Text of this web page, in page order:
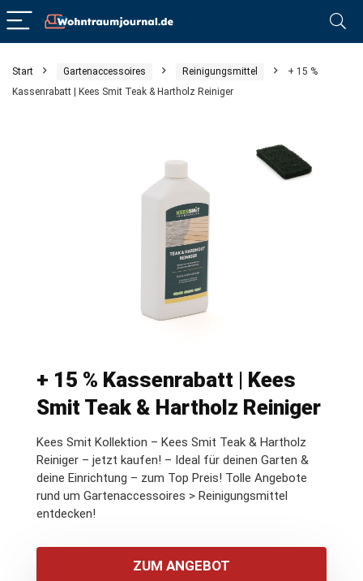
Start Gartenaccessoires Reinigungsmittel
+ 15 %
Kassenrabatt | Kees Smit Teak & Hartholz Reiniger
+ 15 % Kassenrabatt | Kees
Smit Teak & Hartholz Reiniger
Kees Smit Kollektion – Kees Smit Teak & Hartholz
Reiniger – jetzt kaufen! – Ideal für deinen Garten &
deine Einrichtung – zum Top Preis! Tolle Angebote
rund um Gartenaccessoires > Reinigungsmittel
entdecken!
ZUM ANGEBOT